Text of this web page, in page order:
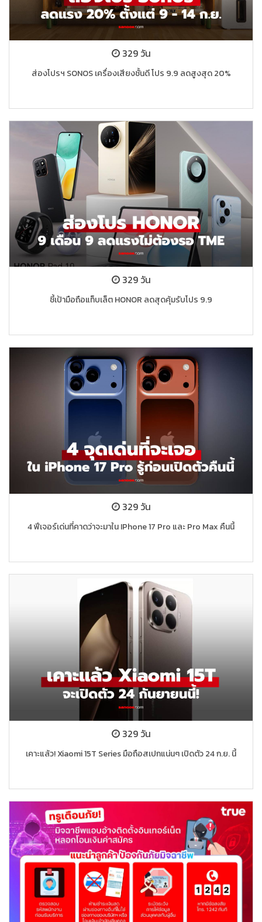
329 วัน
ส่องโปรฯ SONOS เครื่องเสียงชั้นดี โปร 9.9 ลดสูงสุด 20%
329 วัน
ชี้เป้ามือถือแท็บเล็ต HONOR ลดสุดคุ้มรับโปร 9.9
329 วัน
4 ฟีเจอร์เด่นที่คาดว่าจะมาใน IPhone 17 Pro และ Pro Max คืนนี้
329 วัน
เคาะแล้ว! Xiaomi 15T Series มือถือสเปกแน่นๆ เปิดตัว 24 ก.ย. นี้